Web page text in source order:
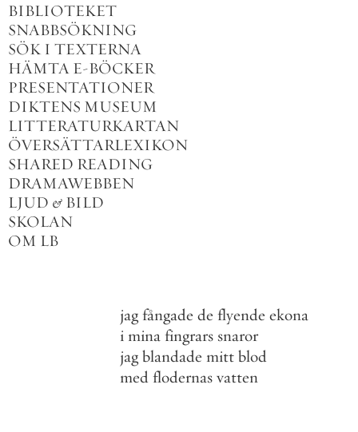
BIBLIOTEKET
SNABBSÖKNING
SÖK I TEXTERNA
HÄMTA E-BÖCKER
PRESENTATIONER
DIKTENS MUSEUM
LITTERATURKARTAN
ÖVERSÄTTARLEXIKON
SHARED READING
DRAMAWEBBEN
LJUD & BILD
SKOLAN
OM LB
jag fångade de flyende ekona
i mina fingrars snaror
jag blandade mitt blod
med flodernas vatten